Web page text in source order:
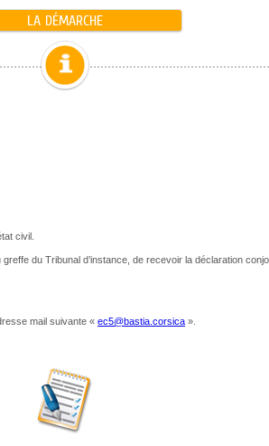
LA DÉMARCHE